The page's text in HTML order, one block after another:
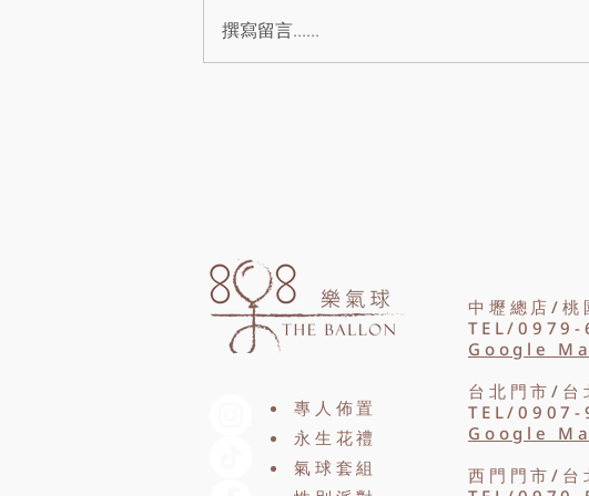
花保存方式、適合擺放的位置、清
潔技巧與注意事項，避免香皂花因
撰寫留言......
專人佈置
永生花禮
氣球套組
中壢總店/桃
TEL/0979-
Google
台北門市/台
TEL/0907-
Google
西門門市/台